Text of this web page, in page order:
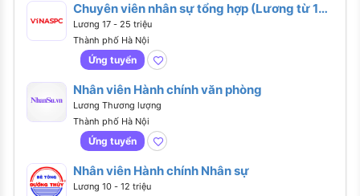
Chuyên viên nhân sự tổng hợp (Lương từ 17 -
25 triệu)
Lương 17 - 25 triệu
Thành phố Hà Nội
Ứng tuyển
Nhân viên Hành chính văn phòng
Lương Thương lượng
Thành phố Hà Nội
Ứng tuyển
Nhân viên Hành chính Nhân sự
Lương 10 - 12 triệu